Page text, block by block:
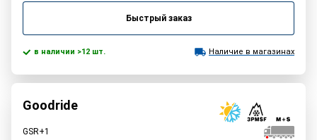
Быстрый заказ
в наличии >12 шт. Наличие в магазинах
Goodride
GSR+1